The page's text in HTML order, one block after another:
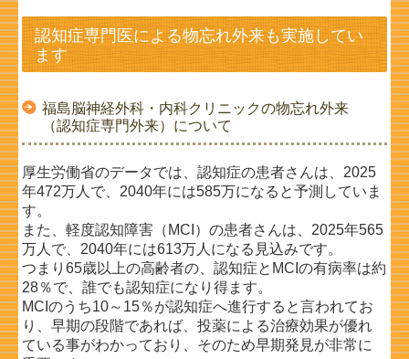
認知症専門医による物忘れ外来も実施してい
ます
福島脳神経外科・内科クリニックの物忘れ外来
（認知症専門外来）について
厚生労働省のデータでは、認知症の患者さんは、2025
年472万人で、2040年には585万になると予測していま
す。
また、軽度認知障害（MCI）の患者さんは、2025年565
万人で、2040年には613万人になる見込みです。
つまり65歳以上の高齢者の、認知症とMCIの有病率は約
28％で、誰でも認知症になり得ます。
MCIのうち10～15％が認知症へ進行すると言われてお
り、早期の段階であれば、投薬による治療効果が優れ
ている事がわかっており、そのため早期発見が非常に